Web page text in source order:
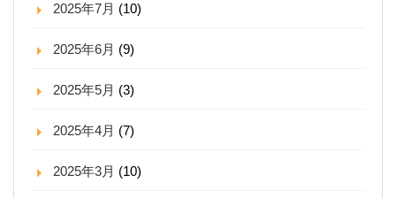
2025年7月 (10)
2025年6月 (9)
2025年5月 (3)
2025年4月 (7)
2025年3月 (10)